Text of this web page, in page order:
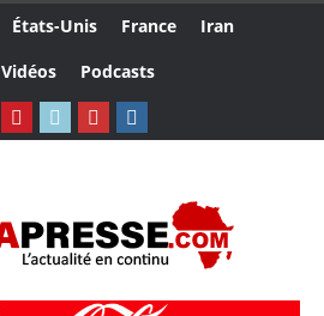
États-Unis France
Iran
Vidéos Podcasts